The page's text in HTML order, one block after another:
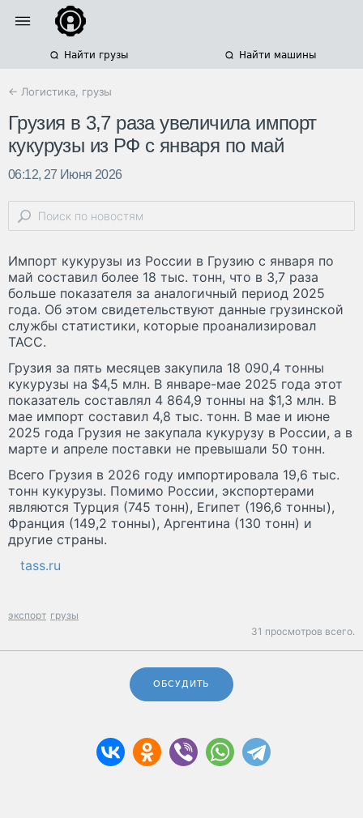
Найти грузы Найти машины
← Логистика, грузы
Грузия в 3,7 раза увеличила импорт
кукурузы из РФ с января по май
06:12, 27 Июня 2026
Импорт кукурузы из России в Грузию с января по
май составил более 18 тыс. тонн, что в 3,7 раза
больше показателя за аналогичный период 2025
года. Об этом свидетельствуют данные грузинской
службы статистики, которые проанализировал
ТАСС.
Грузия за пять месяцев закупила 18 090,4 тонны
кукурузы на $4,5 млн. В январе-мае 2025 года этот
показатель составлял 4 864,9 тонны на $1,3 млн. В
мае импорт составил 4,8 тыс. тонн. В мае и июне
2025 года Грузия не закупала кукурузу в России, а в
марте и апреле поставки не превышали 50 тонн.
Всего Грузия в 2026 году импортировала 19,6 тыс.
тонн кукурузы. Помимо России, экспортерами
являются Турция (745 тонн), Египет (196,6 тонны),
Франция (149,2 тонны), Аргентина (130 тонн) и
другие страны.
tass.ru
экспорт грузы
31 просмотров всего.
ОБСУДИТЬ